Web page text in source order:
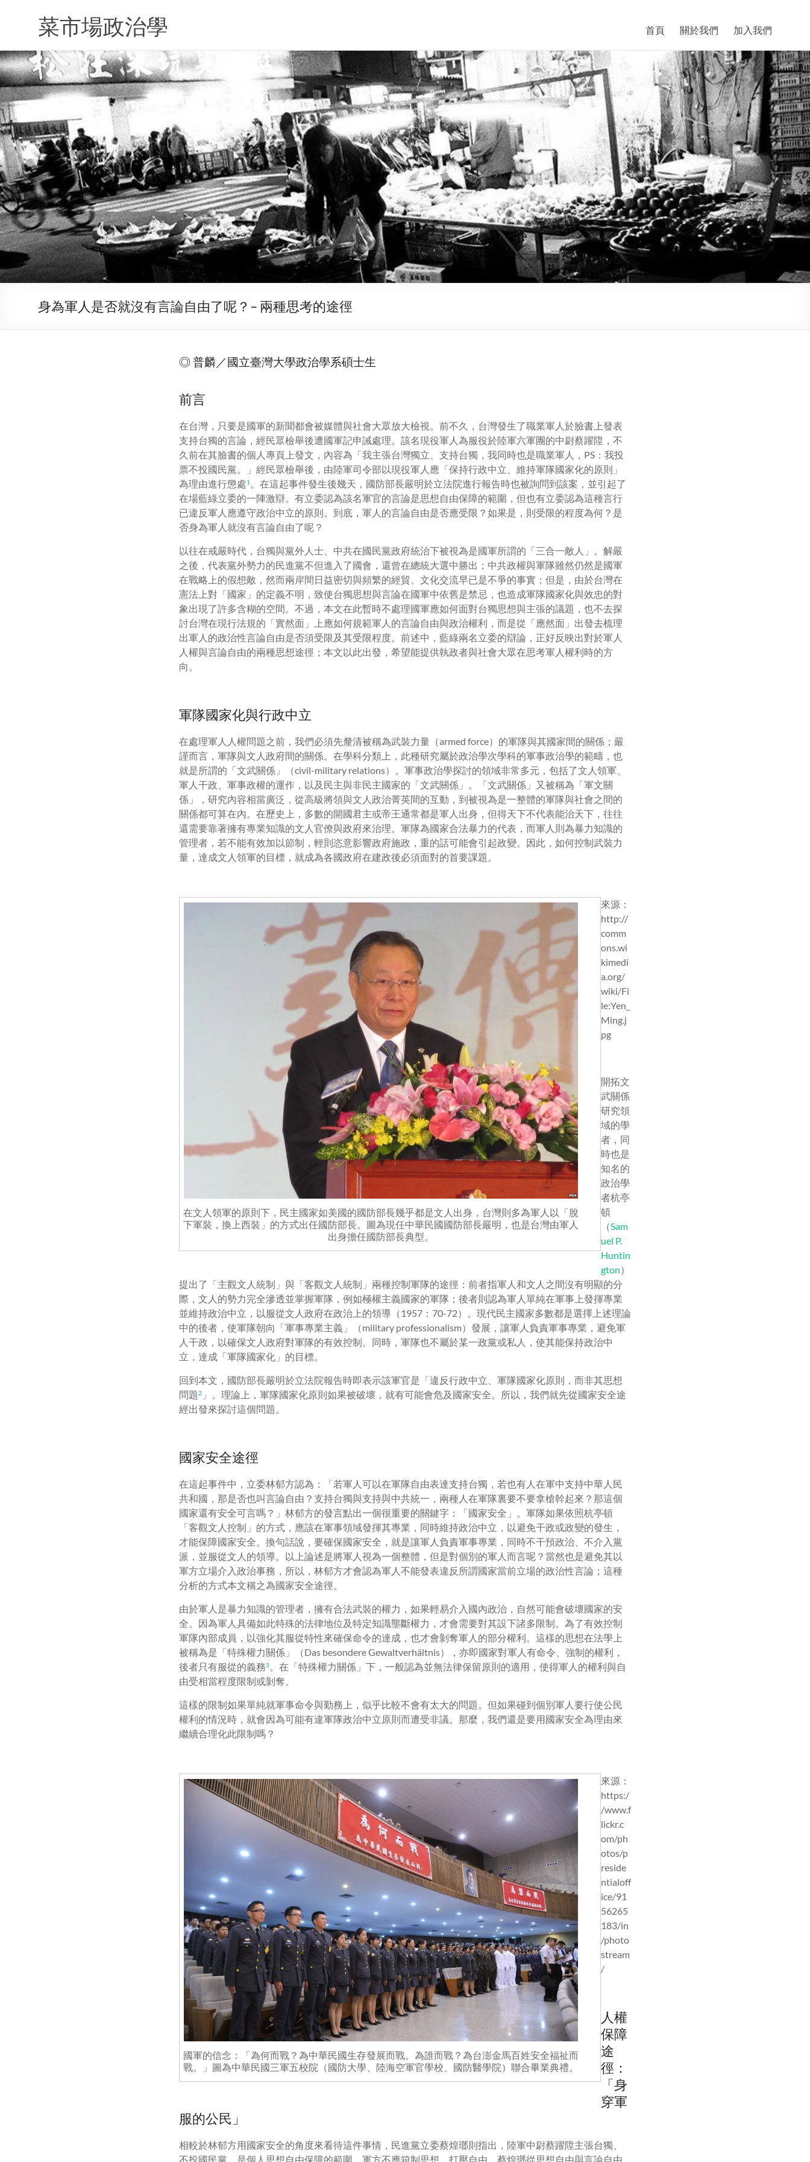
菜市場政治學 首頁 關於我們 加入我們
身為軍人是否就沒有言論自由了呢？– 兩種思考的途徑
◎ 普麟／國立臺灣大學政治學系碩士生
前言
在台灣，只要是國軍的新聞都會被媒體與社會大眾放大檢視。前不久，台灣發生了職業軍人於臉書上發表
支持台獨的言論，經民眾檢舉後遭國軍記申誡處理。該名現役軍人為服役於陸軍六軍團的中尉蔡躍陞，不
久前在其臉書的個人專頁上發文，內容為「我主張台灣獨立、支持台獨，我同時也是職業軍人，PS：我投
票不投國民黨。」經民眾檢舉後，由陸軍司令部以現役軍人應「保持行政中立、維持軍隊國家化的原則」
為理由進行懲處1 。在這起事件發生後幾天，國防部長嚴明於立法院進行報告時也被詢問到該案，並引起了
在場藍綠立委的一陣激辯。有立委認為該名軍官的言論是思想自由保障的範圍，但也有立委認為這種言行
已違反軍人應遵守政治中立的原則。到底，軍人的言論自由是否應受限？如果是，則受限的程度為何？是
否身為軍人就沒有言論自由了呢？
以往在戒嚴時代，台獨與黨外人士、中共在國民黨政府統治下被視為是國軍所謂的「三合一敵人」。解嚴
之後，代表黨外勢力的民進黨不但進入了國會，還曾在總統大選中勝出；中共政權與軍隊雖然仍然是國軍
在戰略上的假想敵，然而兩岸間日益密切與頻繁的經貿、文化交流早已是不爭的事實；但是，由於台灣在
憲法上對「國家」的定義不明，致使台獨思想與言論在國軍中依舊是禁忌，也造成軍隊國家化與效忠的對
象出現了許多含糊的空間。不過，本文在此暫時不處理國軍應如何面對台獨思想與主張的議題，也不去探
討台灣在現行法規的「實然面」上應如何規範軍人的言論自由與政治權利，而是從「應然面」出發去梳理
出軍人的政治性言論自由是否須受限及其受限程度。前述中，藍綠兩名立委的辯論，正好反映出對於軍人
人權與言論自由的兩種思想途徑；本文以此出發，希望能提供執政者與社會大眾在思考軍人權利時的方
向。
軍隊國家化與行政中立
在處理軍人人權問題之前，我們必須先釐清被稱為武裝力量（armed force）的軍隊與其國家間的關係；嚴
謹而言，軍隊與文人政府間的關係。在學科分類上，此種研究屬於政治學次學科的軍事政治學的範疇，也
就是所謂的「文武關係」（civil-military relations）。軍事政治學探討的領域非常多元，包括了文人領軍、
軍人干政、軍事政權的運作，以及民主與非民主國家的「文武關係」。「文武關係」又被稱為「軍文關
係」，研究內容相當廣泛，從高級將領與文人政治菁英間的互動，到被視為是一整體的軍隊與社會之間的
關係都可算在內。在歷史上，多數的開國君主或帝王通常都是軍人出身，但得天下不代表能治天下，往往
還需要靠著擁有專業知識的文人官僚與政府來治理。軍隊為國家合法暴力的代表，而軍人則為暴力知識的
管理者，若不能有效加以節制，輕則恣意影響政府施政，重的話可能會引起政變。因此，如何控制武裝力
量，達成文人領軍的目標，就成為各國政府在建政後必須面對的首要課題。
在文人領軍的原則下，民主國家如美國的國防部長幾乎都是文人出身，台灣則多為軍人以「脫
下軍裝，換上西裝」的方式出任國防部長。圖為現任中華民國國防部長嚴明，也是台灣由軍人
出身擔任國防部長典型。
來源：
http://
comm
ons.wi
kimedi
a.org/
wiki/Fi
le:Yen_
Ming.j
pg
開拓文
武關係
研究領
域的學
者，同
時也是
知名的
政治學
者杭亭
頓
（Sam
uel P.
Huntin
gton）
提出了「主觀文人統制」與「客觀文人統制」兩種控制軍隊的途徑：前者指軍人和文人之間沒有明顯的分
際，文人的勢力完全滲透並掌握軍隊，例如極權主義國家的軍隊；後者則認為軍人單純在軍事上發揮專業
並維持政治中立，以服從文人政府在政治上的領導（1957：70-72）。現代民主國家多數都是選擇上述理論
中的後者，使軍隊朝向「軍事專業主義」（military professionalism）發展，讓軍人負責軍事專業，避免軍
人干政，以確保文人政府對軍隊的有效控制。同時，軍隊也不屬於某一政黨或私人，使其能保持政治中
立，達成「軍隊國家化」的目標。
回到本文，國防部長嚴明於立法院報告時即表示該軍官是「違反行政中立、軍隊國家化原則，而非其思想
問題2 」。理論上，軍隊國家化原則如果被破壞，就有可能會危及國家安全。所以，我們就先從國家安全途
經出發來探討這個問題。
國家安全途徑
在這起事件中，立委林郁方認為：「若軍人可以在軍隊自由表達支持台獨，若也有人在軍中支持中華人民
共和國，那是否也叫言論自由？支持台獨與支持與中共統一，兩種人在軍隊裏要不要拿槍幹起來？那這個
國家還有安全可言嗎？」林郁方的發言點出一個很重要的關鍵字：「國家安全」。軍隊如果依照杭亭頓
「客觀文人控制」的方式，應該在軍事領域發揮其專業，同時維持政治中立，以避免干政或政變的發生，
才能保障國家安全。換句話說，要確保國家安全，就是讓軍人負責軍事專業，同時不干預政治、不介入黨
派，並服從文人的領導。以上論述是將軍人視為一個整體，但是對個別的軍人而言呢？當然也是避免其以
軍方立場介入政治事務，所以，林郁方才會認為軍人不能發表違反所謂國家當前立場的政治性言論；這種
分析的方式本文稱之為國家安全途徑。
由於軍人是暴力知識的管理者，擁有合法武裝的權力，如果輕易介入國內政治，自然可能會破壞國家的安
全。因為軍人具備如此特殊的法律地位及特定知識壟斷權力，才會需要對其設下諸多限制。為了有效控制
軍隊內部成員，以強化其服從特性來確保命令的達成，也才會剝奪軍人的部分權利。這樣的思想在法學上
被稱為是「特殊權力關係」（Das besondere Gewaltverhältnis），亦即國家對軍人有命令、強制的權利，
後者只有服從的義務3。在「特殊權力關係」下，一般認為並無法律保留原則的適用，使得軍人的權利與自
由受相當程度限制或剝奪。
這樣的限制如果單純就軍事命令與勤務上，似乎比較不會有太大的問題。但如果碰到個別軍人要行使公民
權利的情況時，就會因為可能有違軍隊政治中立原則而遭受非議。那麼，我們還是要用國家安全為理由來
繼續合理化此限制嗎？
國軍的信念：「為何而戰？為中華民國生存發展而戰。為誰而戰？為台澎金馬百姓安全福祉而
戰。」圖為中華民國三軍五校院（國防大學、陸海空軍官學校、國防醫學院）聯合畢業典禮。
來源：
https:/
/www.f
lickr.c
om/ph
otos/p
reside
ntialoff
ice/91
56265
183/in
/photo
stream
/
人權
保障
途
徑：
「身
穿軍
服的公民」
相較於林郁方用國家安全的角度來看待這件事情，民進黨立委蔡煌瑯則指出，陸軍中尉蔡躍陞主張台獨、
不投國民黨，是個人思想自由保障的範圍，軍方不應箝制思想、打壓自由。蔡煌瑯從思想自由與言論自由